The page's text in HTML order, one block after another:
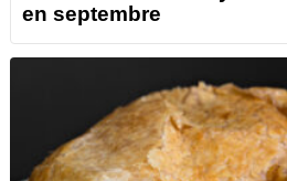
en septembre